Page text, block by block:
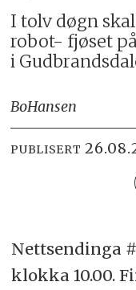
I tolv døgn
robot- fjøset
i
BoHansen
PUBLISERT
Nettsendinga
klokka 10.00.